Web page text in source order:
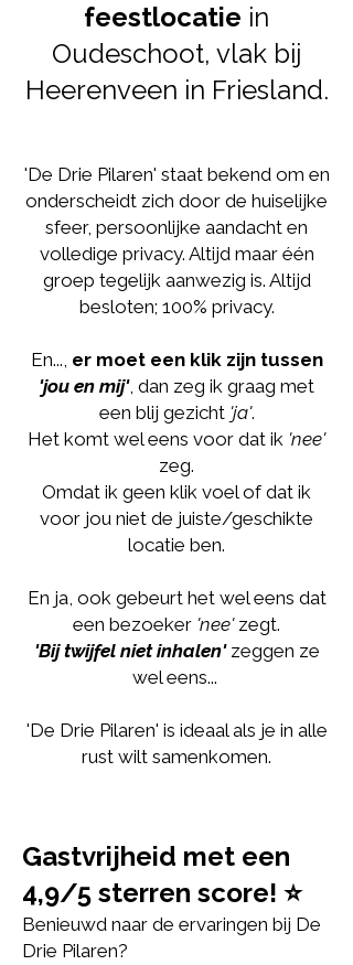
feestlocatie in
Oudeschoot, vlak bij
Heerenveen in Friesland.
'De Drie Pilaren' staat bekend om en
onderscheidt zich door de huiselijke
sfeer, persoonlijke aandacht en
volledige privacy. Altijd maar één
groep tegelijk aanwezig is. Altijd
besloten; 100% privacy.
En..., er moet een klik zijn tussen
'jou en mij', dan zeg ik graag met
een blij gezicht 'ja'.
Het komt wel eens voor dat ik 'nee'
zeg.
Omdat ik geen klik voel of dat ik
voor jou niet de juiste/geschikte
locatie ben.
En ja, ook gebeurt het wel eens dat
een bezoeker 'nee'zegt.
'Bij twijfel niet inhalen'zeggen ze
wel eens...
'De Drie Pilaren' is ideaal als je in alle
rust wilt samenkomen.
Gastvrijheid met een
4,9/5 sterren score! ⭐
Benieuwd naar de ervaringen bij De
Drie Pilaren?